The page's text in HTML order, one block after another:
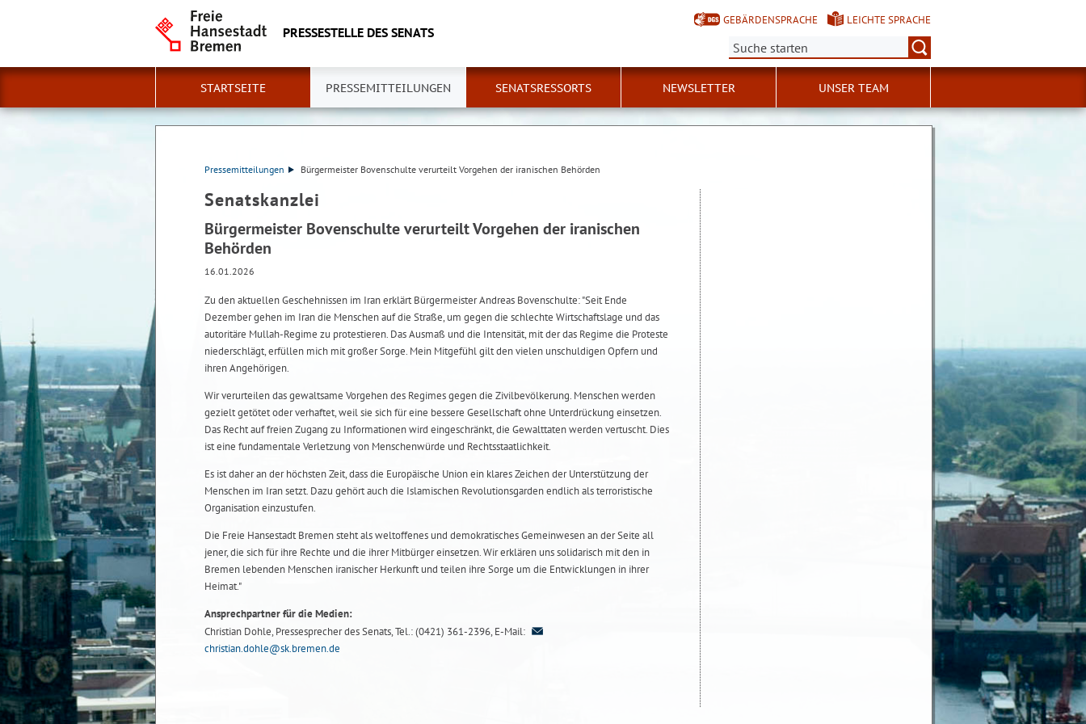
PRESSESTELLE DES SENATS
GEBÄRDENSPRACHE
LEICHTE SPRACHE
Suche:
STARTSEITE PRESSEMITTEILUNGEN SENATSRESSORTS NEWSLETTER UNSER TEAM
Pressemitteilungen Bürgermeister Bovenschulte verurteilt Vorgehen der iranischen Behörden
Senatskanzlei
Bürgermeister Bovenschulte verurteilt Vorgehen der iranischen
Behörden
16.01.2026
Zu den aktuellen Geschehnissen im Iran erklärt Bürgermeister Andreas Bovenschulte: "Seit Ende
Dezember gehen im Iran die Menschen auf die Straße, um gegen die schlechte Wirtschaftslage und das
autoritäre Mullah-Regime zu protestieren. Das Ausmaß und die Intensität, mit der das Regime die Proteste
niederschlägt, erfüllen mich mit großer Sorge. Mein Mitgefühl gilt den vielen unschuldigen Opfern und
ihren Angehörigen.
Wir verurteilen das gewaltsame Vorgehen des Regimes gegen die Zivilbevölkerung. Menschen werden
gezielt getötet oder verhaftet, weil sie sich für eine bessere Gesellschaft ohne Unterdrückung einsetzen.
Das Recht auf freien Zugang zu Informationen wird eingeschränkt, die Gewalttaten werden vertuscht. Dies
ist eine fundamentale Verletzung von Menschenwürde und Rechtsstaatlichkeit.
Es ist daher an der höchsten Zeit, dass die Europäische Union ein klares Zeichen der Unterstützung der
Menschen im Iran setzt. Dazu gehört auch die Islamischen Revolutionsgarden endlich als terroristische
Organisation einzustufen.
Die Freie Hansestadt Bremen steht als weltoffenes und demokratisches Gemeinwesen an der Seite all
jener, die sich für ihre Rechte und die ihrer Mitbürger einsetzen. Wir erklären uns solidarisch mit den in
Bremen lebenden Menschen iranischer Herkunft und teilen ihre Sorge um die Entwicklungen in ihrer
Heimat."
Ansprechpartner für die Medien:
Christian Dohle, Pressesprecher des Senats, Tel.: (0421) 361-2396, E-Mail:
christian.dohle@sk.bremen.de